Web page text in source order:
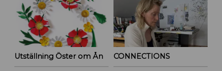
Utställning Öster om Ån CONNECTIONS